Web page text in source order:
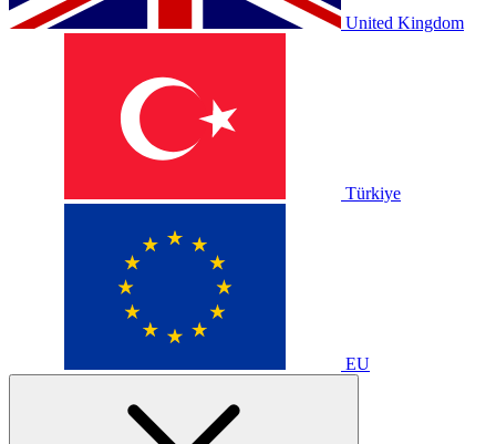
United Kingdom
Türkiye
EU